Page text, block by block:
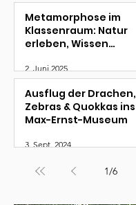
Metamorphose im
Klassenraum: Natur
erleben, Wissen
2. Juni 2025
Ausflug der Drachen,
Zebras & Quokkas ins
Max-Ernst-Museum
3. Sept. 2024
1/6